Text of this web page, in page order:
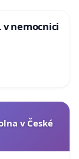
v nemocnici
v České